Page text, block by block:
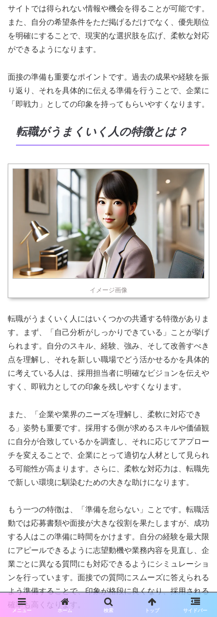
サイトでは得られない情報や機会を得ることが可能です。
また、自分の希望条件をただ掲げるだけでなく、優先順位
を明確にすることで、現実的な選択肢を広げ、柔軟な対応
ができるようになります。
面接の準備も重要なポイントです。過去の成果や経験を振
り返り、それを具体的に伝える準備を行うことで、企業に
「即戦力」としての印象を持ってもらいやすくなります。
転職がうまくいく人の特徴とは？
イメージ画像
転職がうまくいく人にはいくつかの共通する特徴がありま
す。まず、「自己分析がしっかりできている」ことが挙げ
られます。自分のスキル、経験、強み、そして改善すべき
点を理解し、それを新しい職場でどう活かせるかを具体的
に考えている人は、採用担当者に明確なビジョンを伝えや
すく、即戦力としての印象を残しやすくなります。
また、「企業や業界のニーズを理解し、柔軟に対応でき
る」姿勢も重要です。採用する側が求めるスキルや価値観
に自分が合致しているかを調査し、それに応じてアプロー
チを変えることで、企業にとって適切な人材として見られ
る可能性が高まります。さらに、柔軟な対応力は、転職先
で新しい環境に馴染むための大きな助けになります。
もう一つの特徴は、「準備を怠らない」ことです。転職活
動では応募書類や面接が大きな役割を果たしますが、成功
する人はこの準備に時間をかけます。自分の経験を最大限
にアピールできるように志望動機や業務内容を見直し、企
業ごとに異なる質問にも対応できるようにシミュレーショ
ンを行っています。面接での質問にスムーズに答えられる
よう準備することで、印象が格段に良くなり、採用される
確率も高くなります。
メニュー ホーム 検索 トップ サイドバー